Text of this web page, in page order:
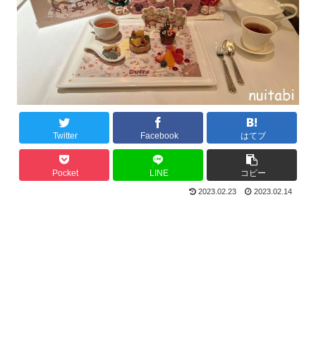
Twitter Facebook はてブ
Pocket LINE コピー
2023.02.23 2023.02.14